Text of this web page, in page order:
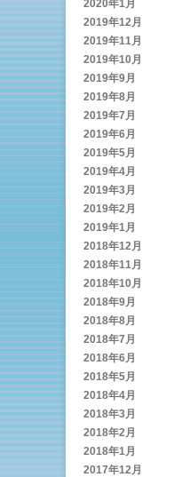
2020年1月
2019年12月
2019年11月
2019年10月
2019年9月
2019年8月
2019年7月
2019年6月
2019年5月
2019年4月
2019年3月
2019年2月
2019年1月
2018年12月
2018年11月
2018年10月
2018年9月
2018年8月
2018年7月
2018年6月
2018年5月
2018年4月
2018年3月
2018年2月
2018年1月
2017年12月